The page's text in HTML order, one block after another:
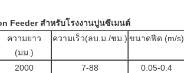
Feeder สำหรับโรงงานปูนซีเมนต์
ความยาว
(มม.)
ความเร็ว(ลบ.ม./ชม.) ขนาดฟีด (m/s)
2000 7-88 0.05-0.4